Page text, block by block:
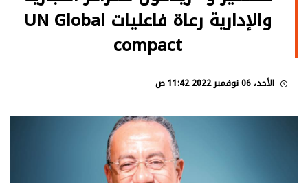
والإدارية رعاة فاعليات UN Global
compact
الأحد، 06 نوفمبر 2022 11:42 ص